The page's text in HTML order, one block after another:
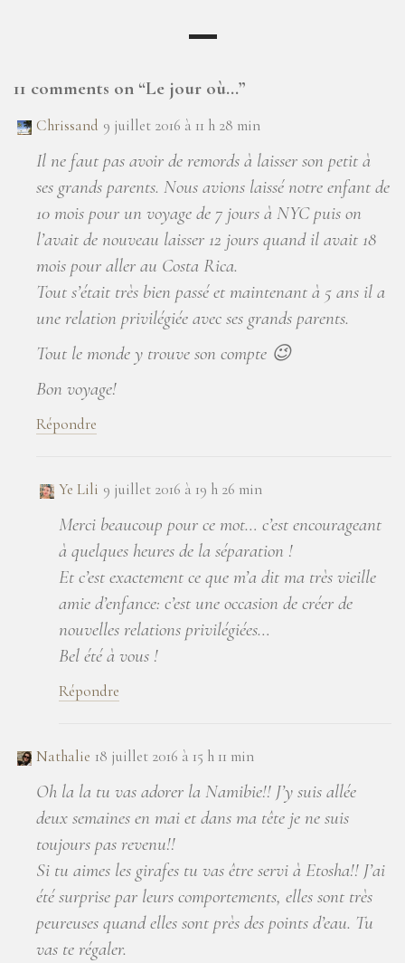
11 comments on “Le jour où…”
Chrissand 9 juillet 2016 à 11 h 28 min
Il ne faut pas avoir de remords à laisser son petit à
ses grands parents. Nous avions laissé notre enfant de
10 mois pour un voyage de 7 jours à NYC puis on
l’avait de nouveau laisser 12 jours quand il avait 18
mois pour aller au Costa Rica.
Tout s’était très bien passé et maintenant à 5 ans il a
une relation privilégiée avec ses grands parents.
Tout le monde y trouve son compte 😉
Bon voyage!
Répondre
Ye Lili 9 juillet 2016 à 19 h 26 min
Merci beaucoup pour ce mot… c’est encourageant
à quelques heures de la séparation !
Et c’est exactement ce que m’a dit ma très vieille
amie d’enfance: c’est une occasion de créer de
nouvelles relations privilégiées…
Bel été à vous !
Répondre
Nathalie 18 juillet 2016 à 15 h 11 min
Oh la la tu vas adorer la Namibie!! J’y suis allée
deux semaines en mai et dans ma tête je ne suis
toujours pas revenu!!
Si tu aimes les girafes tu vas être servi à Etosha!! J’ai
été surprise par leurs comportements, elles sont très
peureuses quand elles sont près des points d’eau. Tu
vas te régaler.